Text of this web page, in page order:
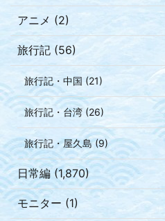
アニメ (2)
旅行記 (56)
旅行記・中国 (21)
旅行記・台湾 (26)
旅行記・屋久島 (9)
日常編 (1,870)
モニター (1)